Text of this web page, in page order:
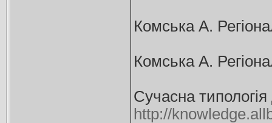
Комська А.
Комська А.
Сучасна
http://